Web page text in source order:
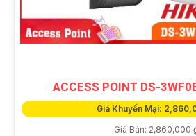
ACCESS POINT DS-
Giá Khuyến Mại:
Giá Bán: 2,860,000